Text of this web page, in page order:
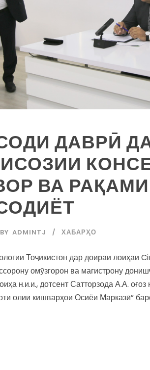
ДАВРӢ
ВА
BY ADMINTJ ХАБАРҲО
Тоҷикистон дар доираи лоиҳаи
омӯзгорон ва магистрону
н.и.и., дотсент Сатторзода А.А.
олии кишварҳои Осиёи Марказӣ”